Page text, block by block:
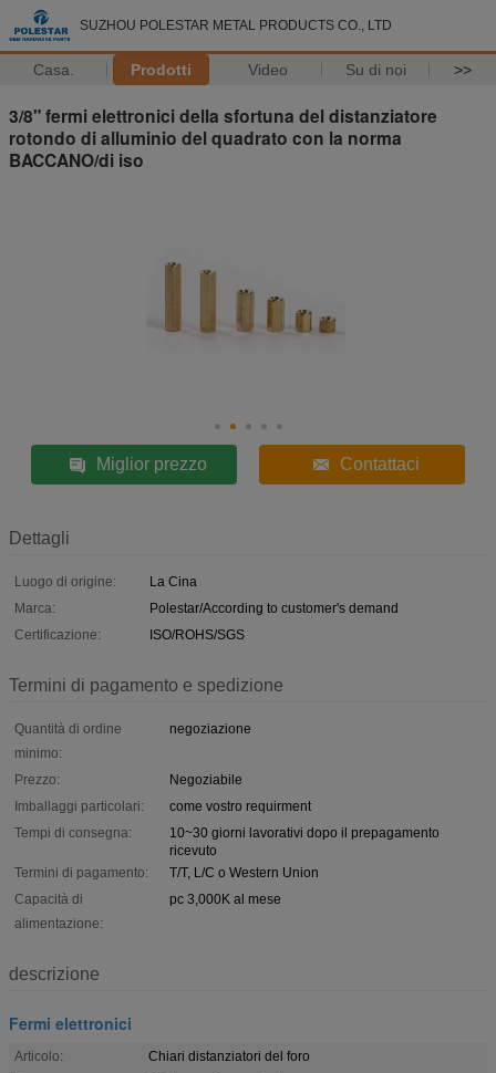
SUZHOU POLESTAR METAL PRODUCTS CO., LTD
Casa. Prodotti Video Su di noi >>
3/8" fermi elettronici della sfortuna del distanziatore
rotondo di alluminio del quadrato con la norma
BACCANO/di iso
Miglior prezzo Contattaci
Dettagli
Luogo di origine:
La Cina
Marca:
Polestar/According to customer's demand
Certificazione:
ISO/ROHS/SGS
Termini di pagamento e spedizione
Quantità di ordine
minimo:
negoziazione
Prezzo:
Negoziabile
Imballaggi particolari:
come vostro requirment
Tempi di consegna:
10~30 giorni lavorativi dopo il prepagamento
ricevuto
Termini di pagamento:
T/T, L/C o Western Union
Capacità di
alimentazione:
pc 3,000K al mese
descrizione
Fermi elettronici
Articolo:
Chiari distanziatori del foro